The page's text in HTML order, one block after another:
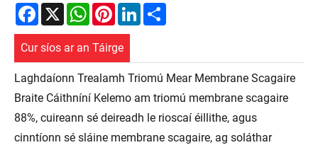
Facebook
X WhatsApp
PinterestLinkedIn
Cur síos ar an Táirge
Laghdaíonn Trealamh Triomú Mear Membrane Scagaire
Braite Cáithníní Kelemo am triomú membrane scagaire
88%, cuireann sé deireadh le rioscaí éillithe, agus
cinntíonn sé sláine membrane scagaire, ag soláthar